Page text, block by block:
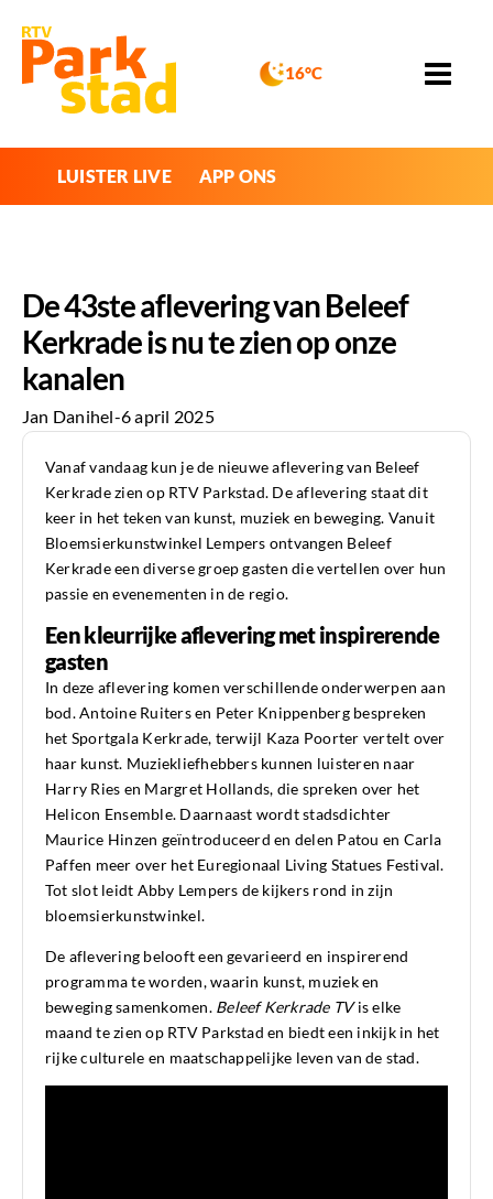
16°C
LUISTER LIVE APP ONS
De 43ste aflevering van Beleef
Kerkrade is nu te zien op onze
kanalen
Jan Danihel-6 april 2025
Vanaf vandaag kun je de nieuwe aflevering van Beleef
Kerkrade zien op RTV Parkstad. De aflevering staat dit
keer in het teken van kunst, muziek en beweging. Vanuit
Bloemsierkunstwinkel Lempers ontvangen Beleef
Kerkrade een diverse groep gasten die vertellen over hun
passie en evenementen in de regio.
Een kleurrijke aflevering met inspirerende
gasten
In deze aflevering komen verschillende onderwerpen aan
bod. Antoine Ruiters en Peter Knippenberg bespreken
het Sportgala Kerkrade, terwijl Kaza Poorter vertelt over
haar kunst. Muziekliefhebbers kunnen luisteren naar
Harry Ries en Margret Hollands, die spreken over het
Helicon Ensemble. Daarnaast wordt stadsdichter
Maurice Hinzen geïntroduceerd en delen Patou en Carla
Paffen meer over het Euregionaal Living Statues Festival.
Tot slot leidt Abby Lempers de kijkers rond in zijn
bloemsierkunstwinkel.
De aflevering belooft een gevarieerd en inspirerend
programma te worden, waarin kunst, muziek en
beweging samenkomen. Beleef Kerkrade TVis elke
maand te zien op RTV Parkstad en biedt een inkijk in het
rijke culturele en maatschappelijke leven van de stad.